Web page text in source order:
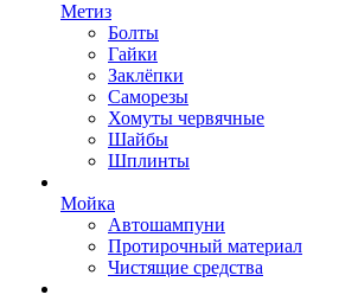
Метиз
Болты
Гайки
Заклёпки
Саморезы
Хомуты червячные
Шайбы
Шплинты
Мойка
Автошампуни
Протирочный материал
Чистящие средства